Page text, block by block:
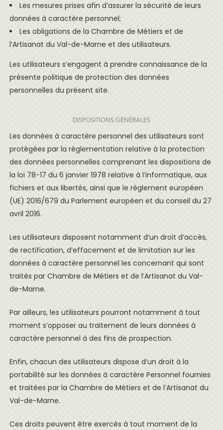
Les mesures prises afin d’assurer la sécurité de leurs
données à caractère personnel;
Les obligations de la Chambre de Métiers et de
l’Artisanat du Val-de-Marne et des utilisateurs.
Les utilisateurs s’engagent à prendre connaissance de la
présente politique de protection des données
personnelles du présent site.
DISPOSITIONS GÉNÉRALES
Les données à caractère personnel des utilisateurs sont
protégées par la réglementation relative à la protection
des données personnelles comprenant les dispositions de
la loi 78-17 du 6 janvier 1978 relative à l’informatique, aux
fichiers et aux libertés, ainsi que le règlement européen
(UE) 2016/679 du Parlement européen et du conseil du 27
avril 2016.
Les utilisateurs disposent notamment d’un droit d’accès,
de rectification, d’effacement et de limitation sur les
données à caractère personnel les concernant qui sont
traités par Chambre de Métiers et de l’Artisanat du Val-
de-Marne.
Par ailleurs, les utilisateurs pourront notamment à tout
moment s’opposer au traitement de leurs données à
caractère personnel à des fins de prospection.
Enfin, chacun des utilisateurs dispose d’un droit à la
portabilité sur les données à caractère Personnel fournies
et traitées par la Chambre de Métiers et de l’Artisanat du
Val-de-Marne.
Ces droits peuvent être exercés à tout moment de la